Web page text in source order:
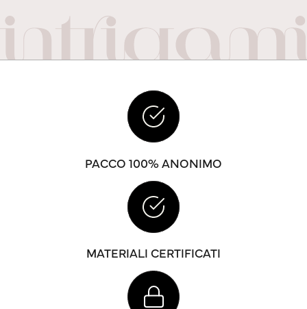
PACCO 100% ANONIMO
MATERIALI CERTIFICATI